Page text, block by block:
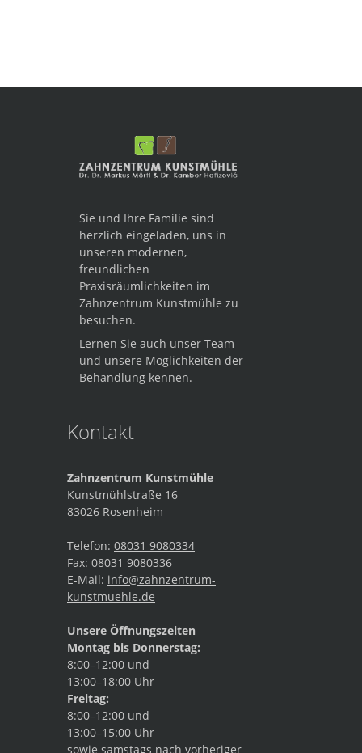
Sie und Ihre Familie sind
herzlich eingeladen, uns in
unseren modernen,
freundlichen
Praxisräumlichkeiten im
Zahnzentrum Kunstmühle zu
besuchen.
Lernen Sie auch unser Team
und unsere Möglichkeiten der
Behandlung kennen.
Kontakt
Zahnzentrum Kunstmühle
Kunstmühlstraße 16
83026 Rosenheim
Telefon: 08031 9080334
Fax: 08031 9080336
E-Mail: info@zahnzentrum-
kunstmuehle.de
Unsere Öffnungszeiten
Montag bis Donnerstag:
8:00–12:00 und
13:00–18:00 Uhr
Freitag:
8:00–12:00 und
13:00–15:00 Uhr
sowie samstags nach vorheriger